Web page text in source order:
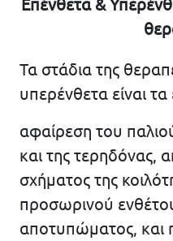
Τα στάδια της
υπερένθετα είναι τα
αφαίρεση του
και της τερηδόνας,
σχήματος της
προσωρινού
αποτυπώματος, και